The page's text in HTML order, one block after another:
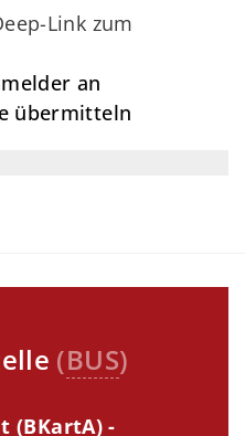
Link zum
an
übermitteln
(BUS)
(BKartA) -